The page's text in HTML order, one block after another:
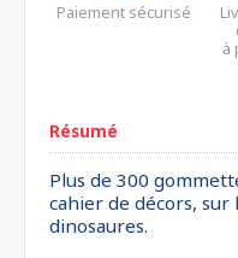
Paiement sécurisé
à
Résumé
Plus de 300
cahier de décors, sur
dinosaures.